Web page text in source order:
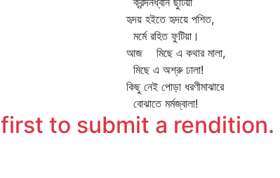
হৃদয় হইতে হৃদয়ে পশিত,
মর্মে রহিত ফুটিয়া।
আজ মিছে এ কথার মালা,
মিছে এ অশ্রু ঢালা!
কিছু নেই পোড়া ধরণীমাঝারে
বোঝাতে মর্মজ্বালা!
first to submit a rendition.